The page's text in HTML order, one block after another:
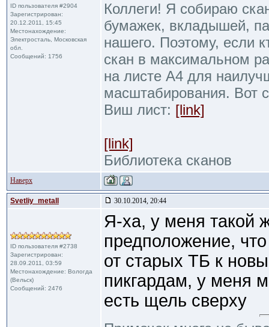
ID пользователя #2904
Зарегистрирован:
20.12.2011, 15:45
Местонахождение:
Электросталь, Московская
обл.
Сообщений: 1756
Коллеги! Я собираю
бумажек, вкладышей,
нашего. Поэтому, если
скан в максимальном
на листе А4 для
масштабирования. Вот
Виш лист: [link]
[link]
Библиотека сканов
Наверх
Svetliy_metall 30.10.2014, 20:44
ID пользователя #2738
Зарегистрирован:
28.09.2011, 03:59
Местонахождение: Вологда
(Вельск)
Сообщений: 2476
Я-ха, у меня такой
предположение,
от старых ТБ к
пикгардам, у меня
есть щель сверху